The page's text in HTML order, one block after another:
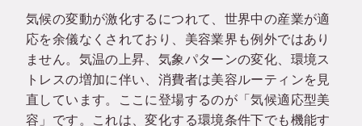
気候の変動が激化するにつれて、世界中の産業が適
応を余儀なくされており、美容業界も例外ではあり
ません。気温の上昇、気象パターンの変化、環境ス
トレスの増加に伴い、消費者は美容ルーティンを見
直しています。ここに登場するのが「気候適応型美
容」です。これは、変化する環境条件下でも機能す